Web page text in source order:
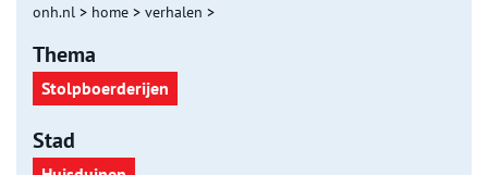
onh.nl > home > verhalen >
Thema
Stolpboerderijen
Stad